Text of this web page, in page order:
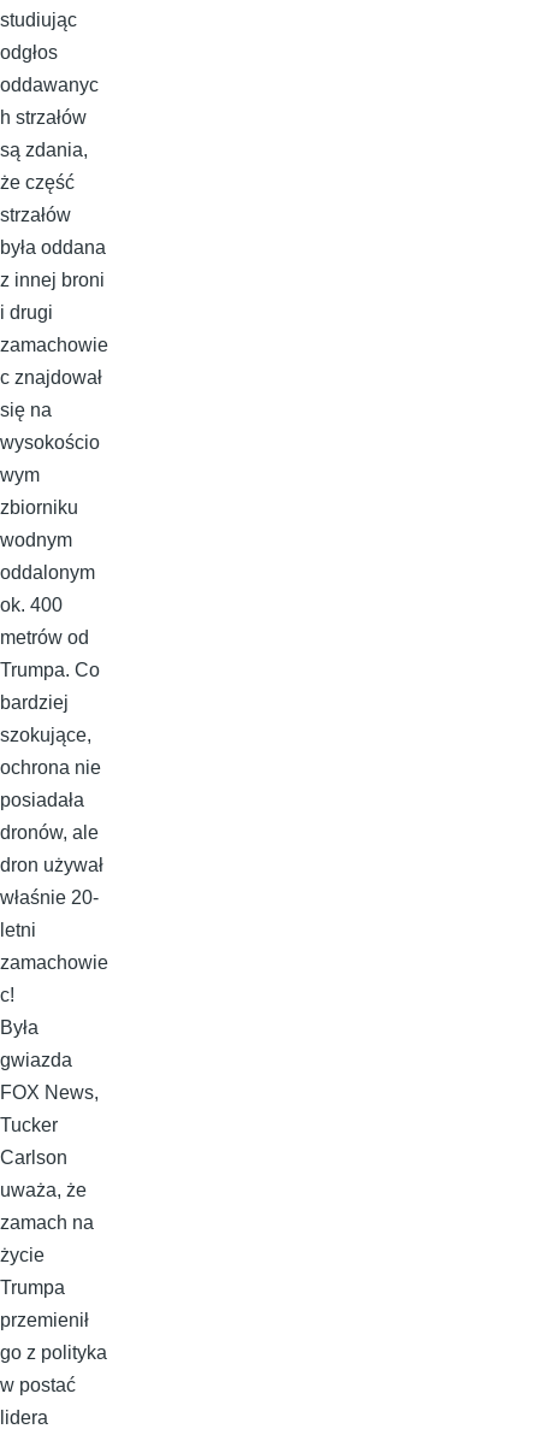
studiując
odgłos
oddawanyc
h strzałów
są zdania,
że część
strzałów
była oddana
z innej broni
i drugi
zamachowie
c znajdował
się na
wysokościo
wym
zbiorniku
wodnym
oddalonym
ok. 400
metrów od
Trumpa. Co
bardziej
szokujące,
ochrona nie
posiadała
dronów, ale
dron używał
właśnie 20-
letni
zamachowie
c!
Była
gwiazda
FOX News,
Tucker
Carlson
uważa, że
zamach na
życie
Trumpa
przemienił
go z polityka
w postać
lidera